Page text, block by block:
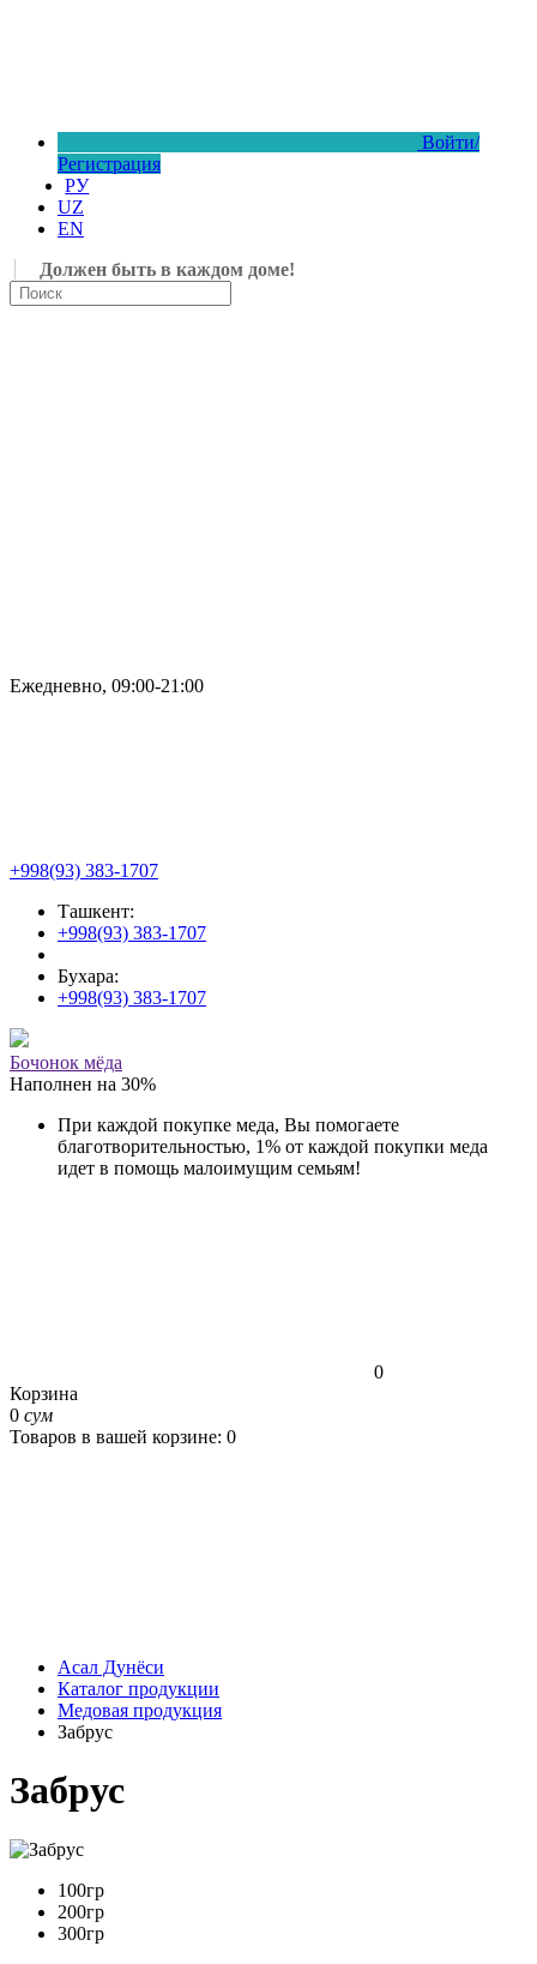
Войти/
Регистрация
РУ
UZ
EN
Должен быть в каждом доме!
Ежедневно, 09:00-21:00
+998(93) 383-1707
Ташкент:
+998(93) 383-1707
Бухара:
+998(93) 383-1707
Бочонок мёда
Наполнен на 30%
При каждой покупке меда, Вы помогаете
благотворительностью, 1% от каждой покупки меда
идет в помощь малоимущим семьям!
0
Корзина
0 сум
Товаров в вашей корзине: 0
Асал Дунёси
Каталог продукции
Медовая продукция
Забрус
Забрус
100гр
200гр
300гр